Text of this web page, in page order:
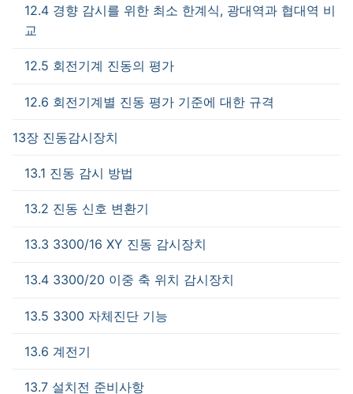
12.4 경향 감시를 위한 최소 한계식, 광대역과 협대역 비
교
12.5 회전기계 진동의 평가
12.6 회전기계별 진동 평가 기준에 대한 규격
13장 진동감시장치
13.1 진동 감시 방법
13.2 진동 신호 변환기
13.3 3300/16 XY 진동 감시장치
13.4 3300/20 이중 축 위치 감시장치
13.5 3300 자체진단 기능
13.6 계전기
13.7 설치전 준비사항